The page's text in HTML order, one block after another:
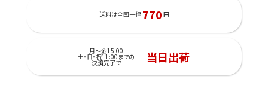
送料は全国一律 770 円
月～金15:00
土・日・祝11:00までの
決済完了で 当日出荷